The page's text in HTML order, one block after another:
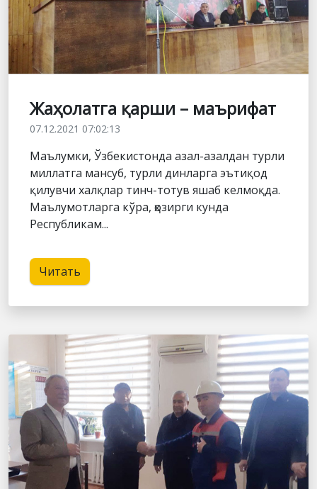
Жаҳолатга қарши – маърифат
07.12.2021 07:02:13
Маълумки, Ўзбекистонда азал-азалдан турли
миллатга мансуб, турли динларга эътиқод
қилувчи халқлар тинч-тотув яшаб келмоқда.
Маълумотларга кўра, ҳозирги кунда
Республикам...
Читать